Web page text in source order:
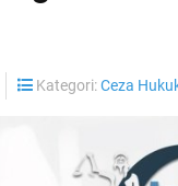
Kategori:Ceza